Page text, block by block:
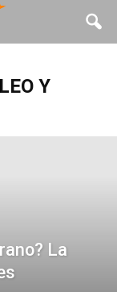
Y
La